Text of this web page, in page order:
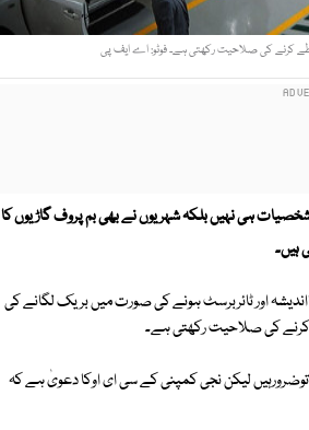
ہی نہیں بلکہ شہریوں نے بھی بم پروف گاڑیوں کا
اور ٹائربرسٹ ہونے کی صورت میں بریک لگانے کی
گاڑیاں مہنگی توضرورہیں لیکن نجی کمپنی کے سی ای اوکا دعویٰ ہے کہ